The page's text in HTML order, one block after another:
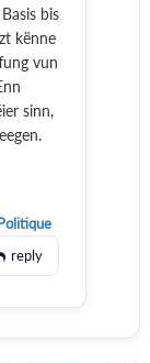
bis
kënne
vun
sinn,
reply